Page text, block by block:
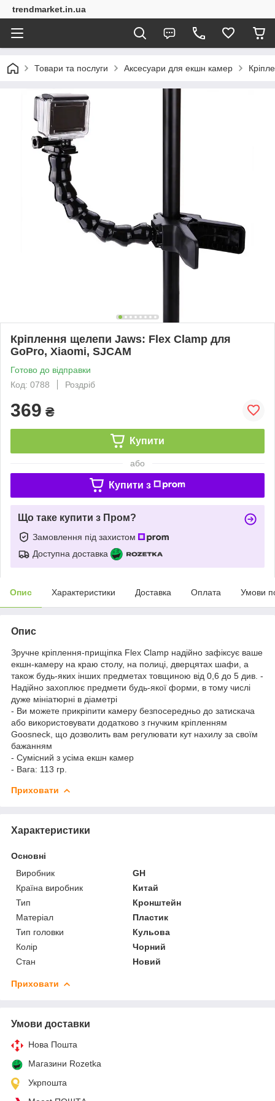
trendmarket.in.ua
Товари та послуги Аксесуари для екшн камер
Кріплення щелепи Jaws: Flex Clamp для
GoPro, Xiaomi, SJCAM
Готово до відправки
Код: 0788
Роздріб
369 ₴
Купити
або
Купити з
Що таке купити з Пром?
Замовлення під захистом
Доступна доставка
Опис Характеристики Доставка Оплата Умови
Опис
Зручне кріплення-прищіпка Flex Clamp надійно зафіксує ваше
екшн-камеру на краю столу, на полиці, дверцятах шафи, а
також будь-яких інших предметах товщиною від 0,6 до 5 див. -
Надійно захоплює предмети будь-якої форми, в тому числі
дуже мініатюрні в діаметрі
- Ви можете прикріпити камеру безпосередньо до затискача
або використовувати додатково з гнучким кріпленням
Goosneck, що дозволить вам регулювати кут нахилу за своїм
бажанням
- Сумісний з усіма екшн камер
- Вага: 113 гр.
Приховати
Характеристики
Основні
Виробник
GH
Країна виробник
Китай
Тип
Кронштейн
Матеріал
Пластик
Тип головки
Кульова
Колір
Чорний
Стан
Новий
Приховати
Умови доставки
Нова Пошта
Магазини Rozetka
Укрпошта